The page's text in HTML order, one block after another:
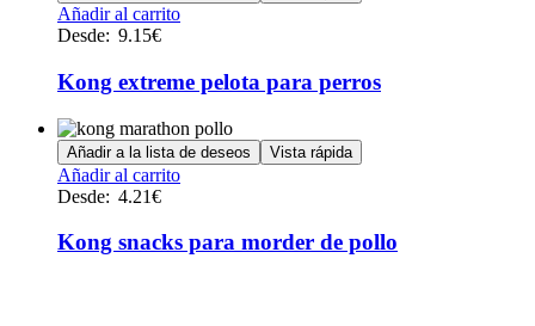
Añadir al carritoEste
múltiples
variantes.
opciones
se
pueden
la
Desde: 9.15€
Kong extreme pelota para perros
Añadir a la lista de deseos Vista rápida
Añadir al carritoEste
múltiples
variantes.
Desde: 4.21€
Kong snacks para morder de pollo